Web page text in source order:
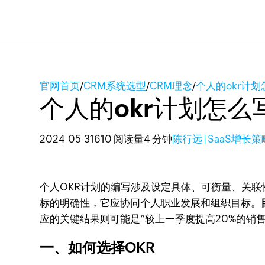
官网首页/CRM系统选型/CRM理念/个人的okr计划
个人的okr计划怎么
2024-05-31 610 阅读量4 分钟陈行远 | SaaS增长
个人OKR计划的编写涉及设定具体、可衡量、关
标的明确性，它应协同个人职业发展和组织目标。
应的关键结果则可能是“较上一季度提高20%的销
一、如何选择OKR